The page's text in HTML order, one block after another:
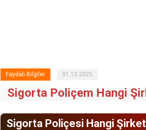
Faydalı Bilgiler 01.12.2025
Sigorta Poliçem Hangi
Sigorta Poliçesi Hangi